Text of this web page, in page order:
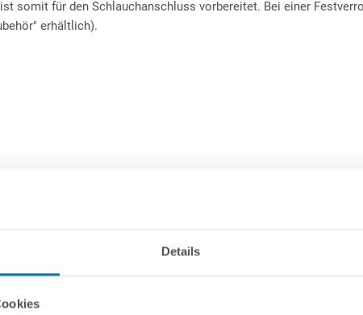
Details
somit für den Schlauchanschluss vorbereitet. Bei einer
erhältlich).